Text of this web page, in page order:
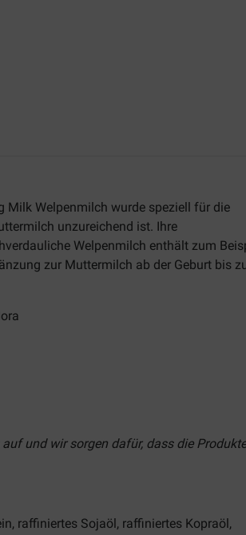
Milk Welpenmilch wurde speziell für die
unzureichend ist. Ihre
Welpenmilch enthält zum
zur Muttermilch ab der Geburt bis
und wir sorgen dafür, dass die
raffiniertes Sojaöl, raffiniertes Kopraöl,